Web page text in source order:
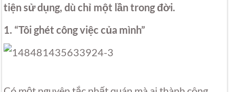
tiện sử dụng, dù chỉ một lần trong đời.
1. “Tôi ghét công việc của mình”